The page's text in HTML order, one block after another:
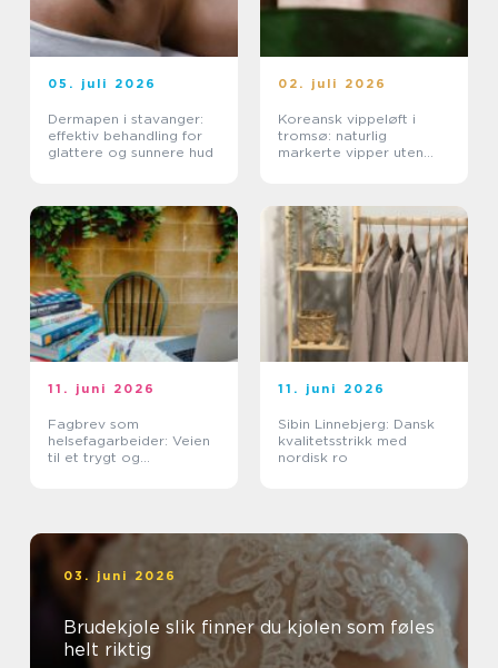
05. juli 2026
Dermapen i stavanger:
effektiv behandling for
glattere og sunnere hud
02. juli 2026
Koreansk vippeløft i
tromsø: naturlig
markerte vipper uten
11. juni 2026
Fagbrev som
helsefagarbeider: Veien
til et trygt og
11. juni 2026
Sibin Linnebjerg: Dansk
kvalitetsstrikk med
nordisk ro
03. juni 2026
Brudekjole slik finner du kjolen som føles
helt riktig